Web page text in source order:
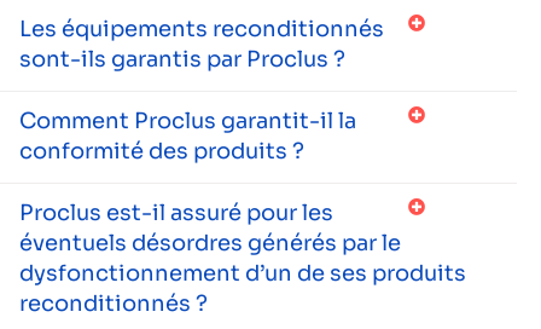
Les équipements reconditionnés
sont-ils garantis par Proclus ?
Comment Proclus garantit-il la
conformité des produits ?
Proclus est-il assuré pour les
éventuels désordres générés par le
dysfonctionnement d’un de ses produits
reconditionnés ?